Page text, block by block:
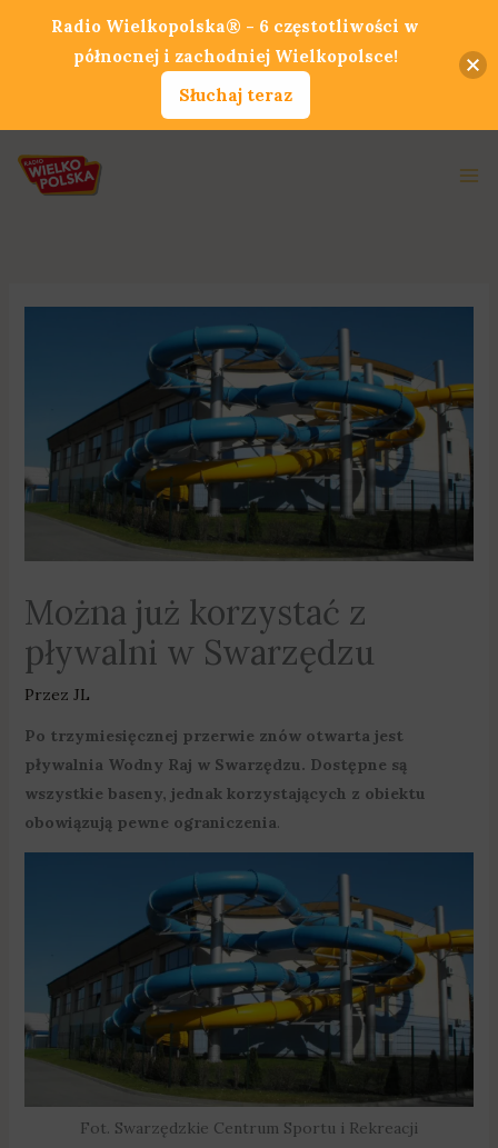
Można już korzystać z
pływalni w Swarzędzu
Przez JL
Po trzymiesięcznej przerwie znów otwarta jest
pływalnia Wodny Raj w Swarzędzu. Dostępne są
wszystkie baseny, jednak korzystających z obiektu
obowiązują pewne ograniczenia.
Fot. Swarzędzkie Centrum Sportu i Rekreacji
Radio Wielkopolska® - 6 częstotliwości w
północnej i zachodniej Wielkopolsce!
Słuchaj teraz